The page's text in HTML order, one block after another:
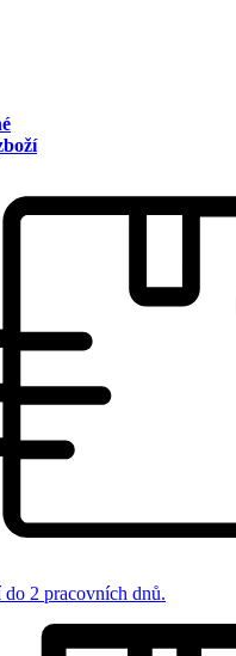
2 pracovních dnů.